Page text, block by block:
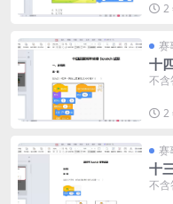
2
赛
十
不含
2
赛
十
不含